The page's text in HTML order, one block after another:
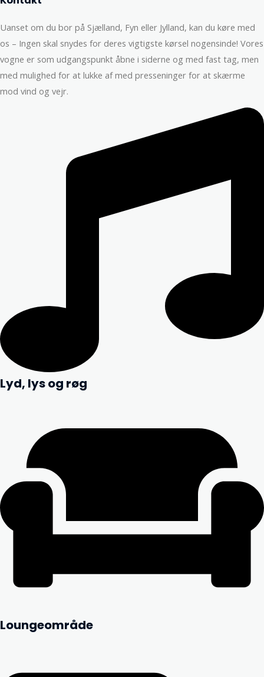
Uanset om du bor på Sjælland, Fyn eller Jylland, kan du køre med
os – Ingen skal snydes for deres vigtigste kørsel nogensinde! Vores
vogne er som udgangspunkt åbne i siderne og med fast tag, men
med mulighed for at lukke af med presseninger for at skærme
mod vind og vejr.
Lyd, lys og røg
Loungeområde